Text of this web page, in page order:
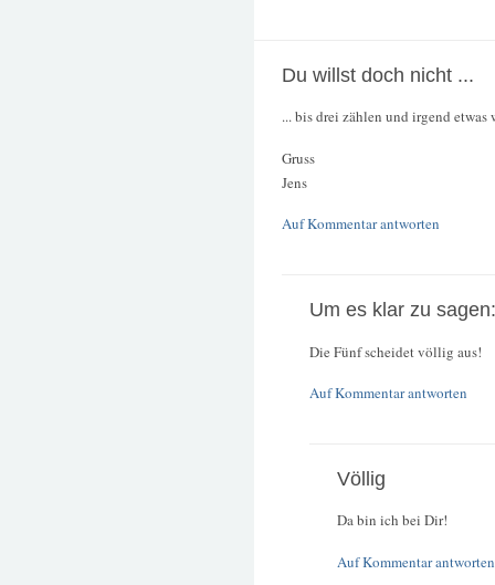
Du willst doch nicht ...
... bis drei zählen und irgend
Gruss
Jens
Auf Kommentar antworten
Um es klar zu sagen:
Die Fünf scheidet völlig aus!
Auf Kommentar antworten
Völlig
Da bin ich bei Dir!
Auf Kommentar antworten